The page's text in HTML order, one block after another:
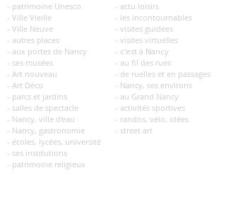
- patrimoine Unesco
- Ville Vieille
- Ville Neuve
- autres places
- aux portes de Nancy
- ses musées
- Art nouveau
- Art Déco
- parcs et jardins
- salles de spectacle
- Nancy, ville d'eau
- Nancy, gastronomie
- écoles, lycées, université
- ses institutions
- patrimoine religieux
- actu loisirs
- les incontournables
- visites guidées
- visites virtuelles
- c'est à Nancy
- au fil des rues
- de ruelles et en passages
- Nancy, ses environs
- au Grand Nancy
- activités sportives
- randos, vélo, idées
- street art